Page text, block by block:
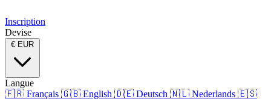
Inscription
Devise
€ EUR
Langue
🇫🇷 Français 🇬🇧 English 🇩🇪 Deutsch 🇳🇱 Nederlands 🇪🇸